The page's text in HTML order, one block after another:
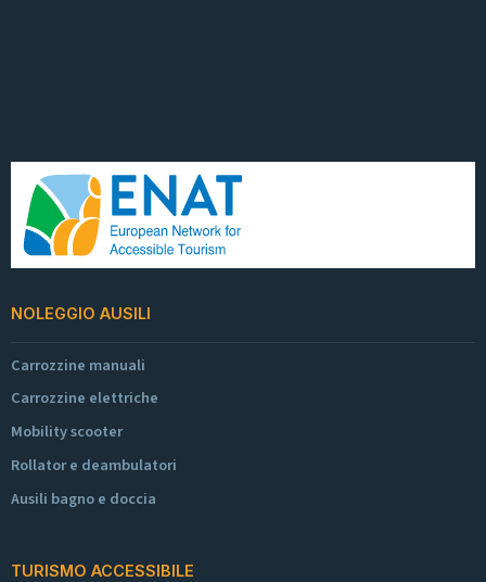
NOLEGGIO AUSILI
Carrozzine manuali
Carrozzine elettriche
Mobility scooter
Rollator e deambulatori
Ausili bagno e doccia
TURISMO ACCESSIBILE